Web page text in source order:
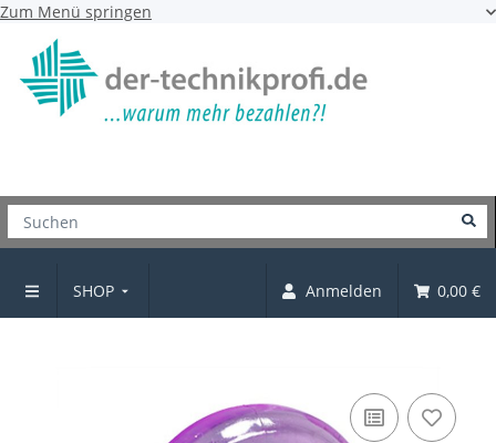
Zum Menü springen
SHOP Anmelden 0,00 €
Klebehaken